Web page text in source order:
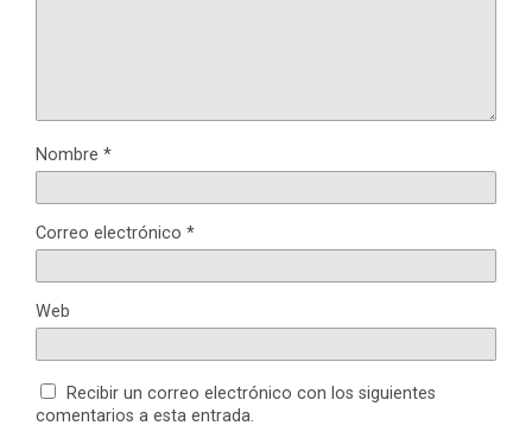
Nombre *
Correo electrónico *
Web
Recibir un correo electrónico con los siguientes
comentarios a esta entrada.